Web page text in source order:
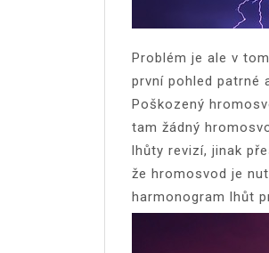
Problém je ale v
první pohled patrné
Poškozený
tam žádný
lhůty revizí, jinak
že hromosvod je
harmonogram lhůt